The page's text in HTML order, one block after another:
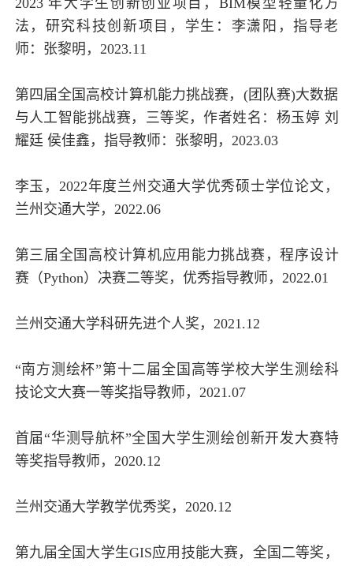
法，研究科技创新项目，学生：李潇阳，指导老
师：张黎明，2023.11
第四届全国高校计算机能力挑战赛，(团队赛)大数据
与人工智能挑战赛，三等奖，作者姓名：杨玉婷 刘
耀廷 侯佳鑫，指导教师：张黎明，2023.03
李玉，2022年度兰州交通大学优秀硕士学位论文，
兰州交通大学，2022.06
第三届全国高校计算机应用能力挑战赛，程序设计
赛（Python）决赛二等奖，优秀指导教师，2022.01
兰州交通大学科研先进个人奖，2021.12
“南方测绘杯”第十二届全国高等学校大学生测绘科
技论文大赛一等奖指导教师，2021.07
首届“华测导航杯”全国大学生测绘创新开发大赛特
等奖指导教师，2020.12
兰州交通大学教学优秀奖，2020.12
第九届全国大学生GIS应用技能大赛，全国二等奖，